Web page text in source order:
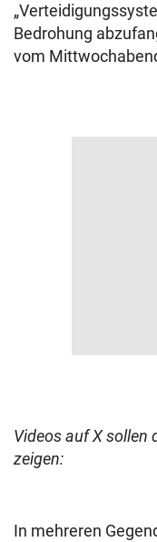
Bedrohung
vom
Videos auf X sollen
zeigen:
In mehreren